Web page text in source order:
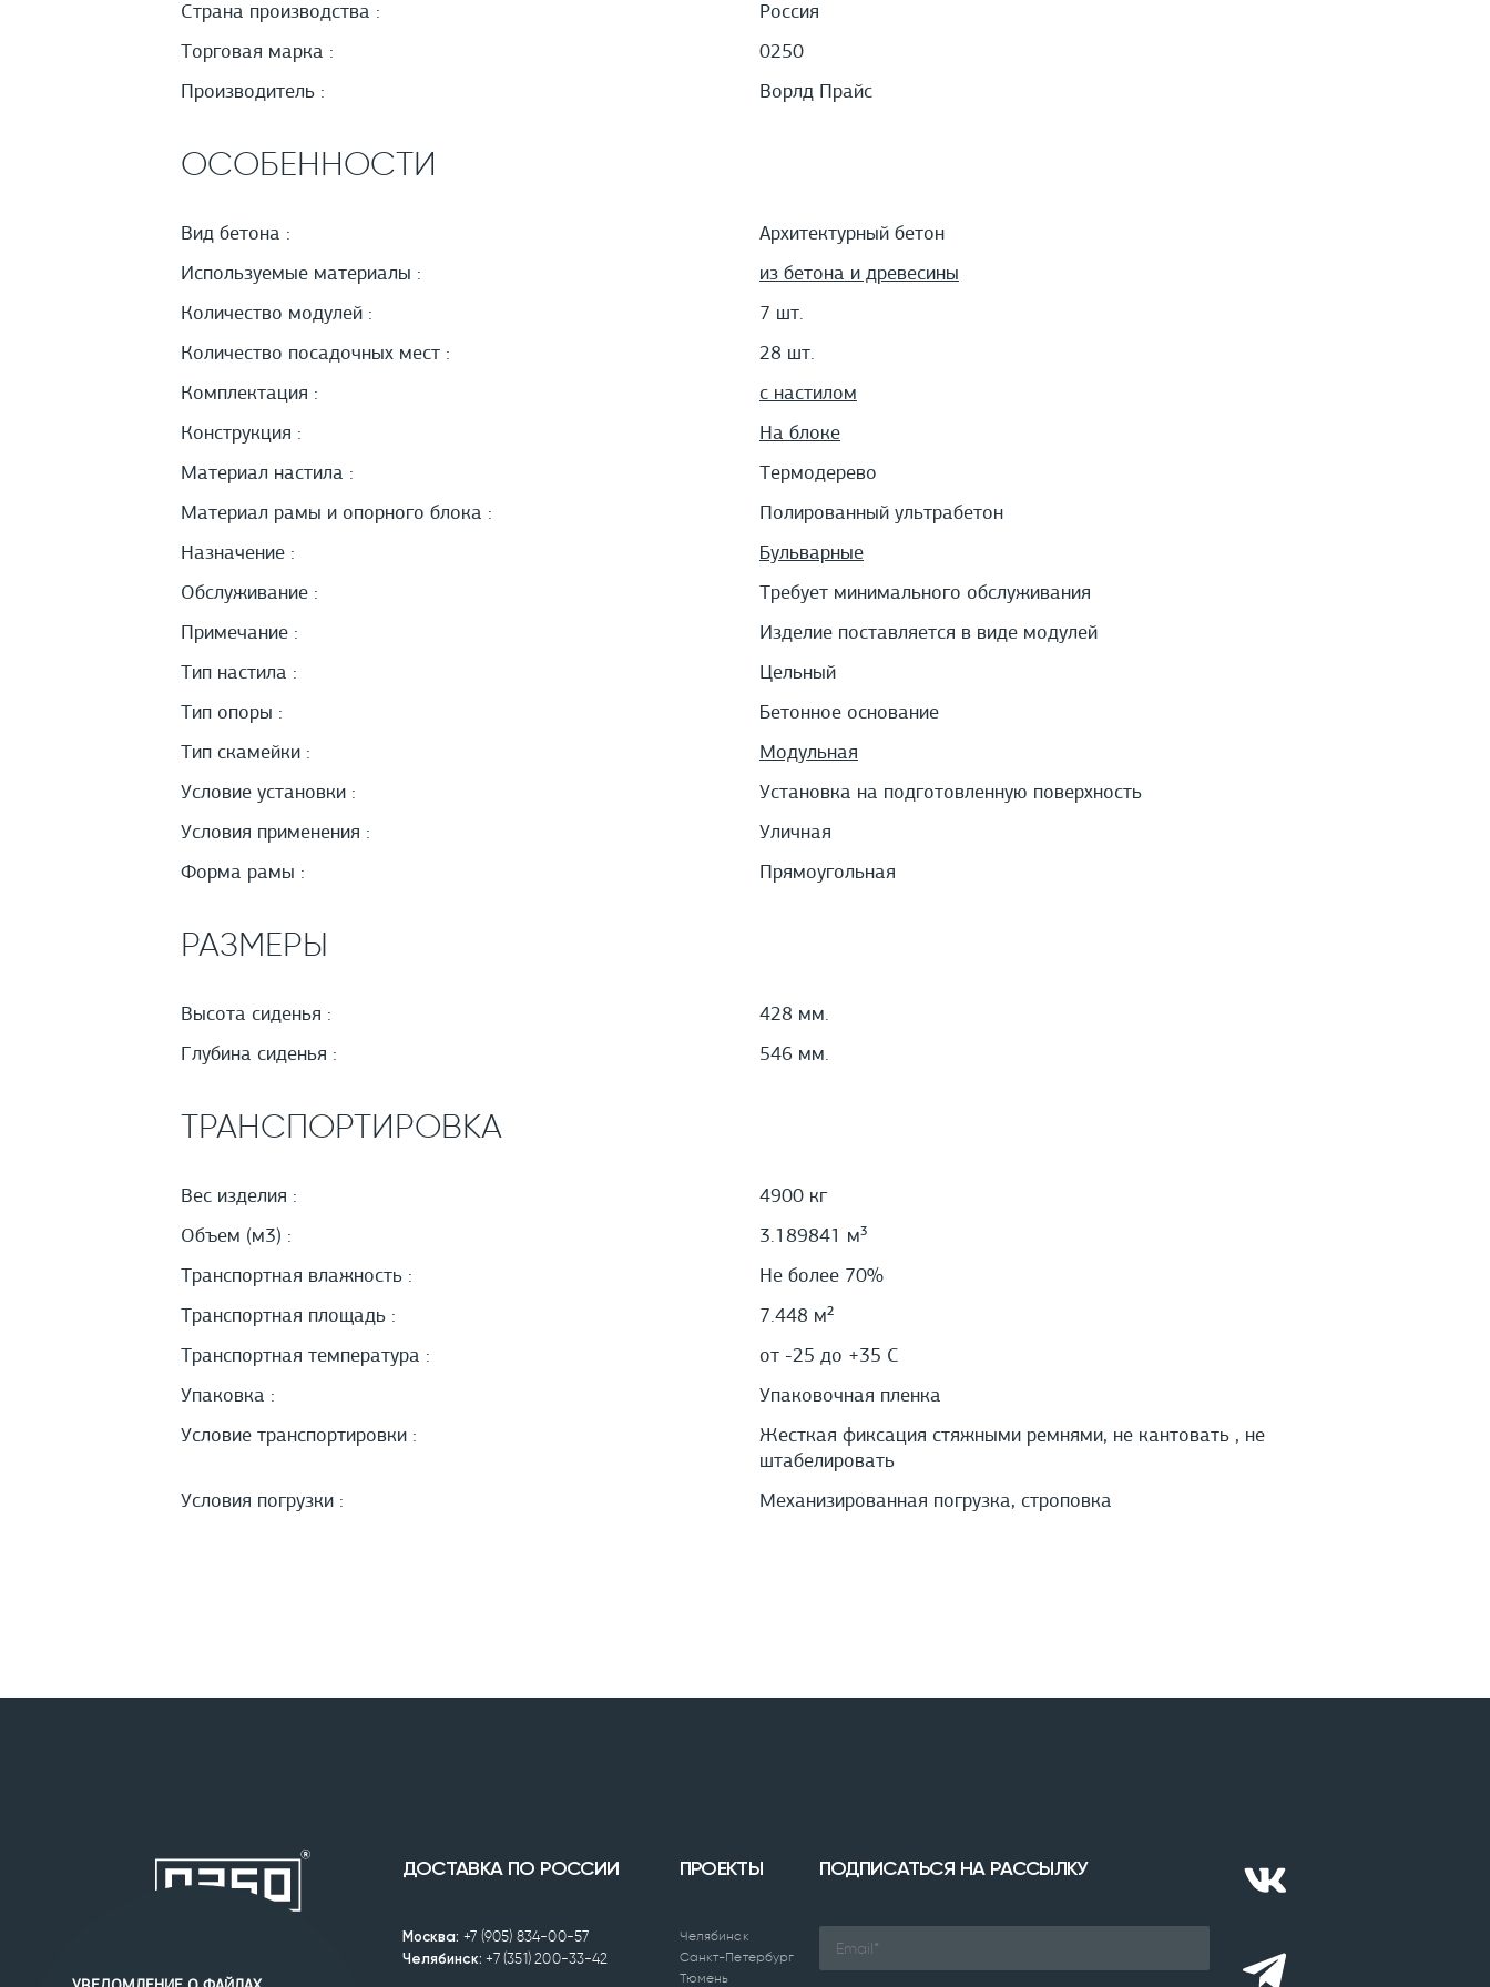
Страна производства :
Россия
Торговая марка :
0250
Производитель :
Ворлд Прайс
ОСОБЕННОСТИ
Вид бетона :
Архитектурный бетон
Используемые материалы :
из бетона и древесины
Количество модулей :
7 шт.
Количество посадочных мест :
28 шт.
Комплектация :
с настилом
Конструкция :
На блоке
Материал настила :
Термодерево
Материал рамы и опорного блока :
Полированный ультрабетон
Назначение :
Бульварные
Обслуживание :
Требует минимального обслуживания
Примечание :
Изделие поставляется в виде модулей
Тип настила :
Цельный
Тип опоры :
Бетонное основание
Тип скамейки :
Модульная
Условие установки :
Установка на подготовленную поверхность
Условия применения :
Уличная
Форма рамы :
Прямоугольная
РАЗМЕРЫ
Высота сиденья :
428 мм.
Глубина сиденья :
546 мм.
ТРАНСПОРТИРОВКА
Вес изделия :
4900 кг
Объем (м3) :
3.189841 м³
Транспортная влажность :
Не более 70%
Транспортная площадь :
7.448 м²
Транспортная температура :
от -25 до +35 С
Упаковка :
Упаковочная пленка
Условие транспортировки :
Жесткая фиксация стяжными ремнями, не кантовать , не
штабелировать
Условия погрузки :
Механизированная погрузка, строповка
ДОСТАВКА ПО РОССИИ
Москва: +7 (905) 834-00-57
Челябинск: +7 (351) 200-33-42
ПРОЕКТЫ
Челябинск
Санкт-Петербург
Тюмень
ПОДПИСАТЬСЯ НА РАССЫЛКУ